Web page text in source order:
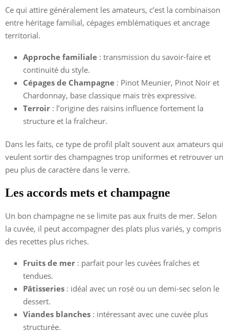
Ce qui attire généralement les amateurs, c’est la combinaison
entre héritage familial, cépages emblématiques et ancrage
territorial.
Approche familiale : transmission du savoir-faire et
continuité du style.
Cépages de Champagne : Pinot Meunier, Pinot Noir et
Chardonnay, base classique mais très expressive.
Terroir : l’origine des raisins influence fortement la
structure et la fraîcheur.
Dans les faits, ce type de profil plaît souvent aux amateurs qui
veulent sortir des champagnes trop uniformes et retrouver un
peu plus de caractère dans le verre.
Les accords mets et champagne
Un bon champagne ne se limite pas aux fruits de mer. Selon
la cuvée, il peut accompagner des plats plus variés, y compris
des recettes plus riches.
Fruits de mer : parfait pour les cuvées fraîches et
tendues.
Pâtisseries : idéal avec un rosé ou un demi-sec selon le
dessert.
Viandes blanches : intéressant avec une cuvée plus
structurée.